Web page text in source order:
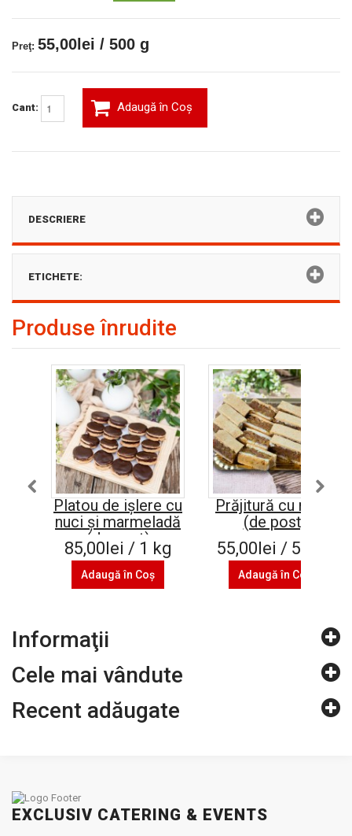
Preţ: 55,00lei / 500 g
Cant: Adaugă în Coş
DESCRIERE
ETICHETE:
Produse înrudite
Platou de ișlere cu
nuci și marmeladă
(de post)
85,00lei / 1 kg
Adaugă în Coş
Prăjitură cu mere
(de post)
55,00lei / 500 g
Adaugă în Coş
Informaţii
Cele mai vândute
Recent adăugate
EXCLUSIV CATERING & EVENTS